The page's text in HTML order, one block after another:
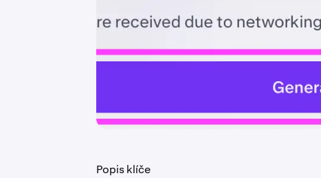
Popis klíče